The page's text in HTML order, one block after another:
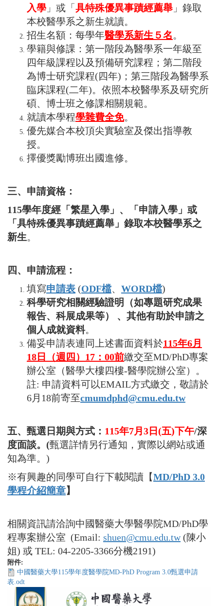
入學 」或「具特殊優異事蹟經薦舉 」錄取
本校醫學系之新生就讀。
招生名額：每學年醫學系新生５名。
學籍與修課：第一階段為醫學系一年級至
四年級課程以及預備研究課程；第二階段
為博士研究課程(四年)；第三階段為醫學系
臨床課程(二年)。依照本校醫學系及研究所
碩、博士班之修課相關規範。
就讀本學程學雜費全免。
優先媒合本校頂尖實驗室及傑出指導教
授。
擇優獎勵博班出國進修。
三、申請資格：
115學年度經 「繁星入學」 、 「申請入學」 或
「具特殊優異事蹟經薦舉」 錄取本校醫學系之
新生。
四、申請流程：
填寫申請表 (ODF檔、 WORD檔)
科學研究相關經驗證明（如專題研究成果
報告、科展成果等） 、其他有助於申請之
個人成就資料。
備妥申請表連同上述書面資料於115年6月
18日（週四）17：00前繳交至MD/PhD專案
辦公室（醫學大樓四樓-醫學院辦公室）。
註: 申請資料可以EMAIL方式繳交，敬請於
6月18前寄至cmumdphd@cmu.edu.tw
五、甄選日期與方式： 115年7月3日(五)下午/深
度面談。(甄選詳情另行通知，實際以網站或通
知為準。)
※有興趣的同學可自行下載閱讀【MD/PhD 3.0
學程介紹簡章】
相關資訊請洽詢中國醫藥大學醫學院MD/PhD學
程專案辦公室 (Email: shuen@cmu.edu.tw(陳小
姐) 或 TEL: 04-2205-3366分機2191)
附件:
中國醫藥大學115學年度醫學院MD-PhD Program 3.0甄選申請
表.odt